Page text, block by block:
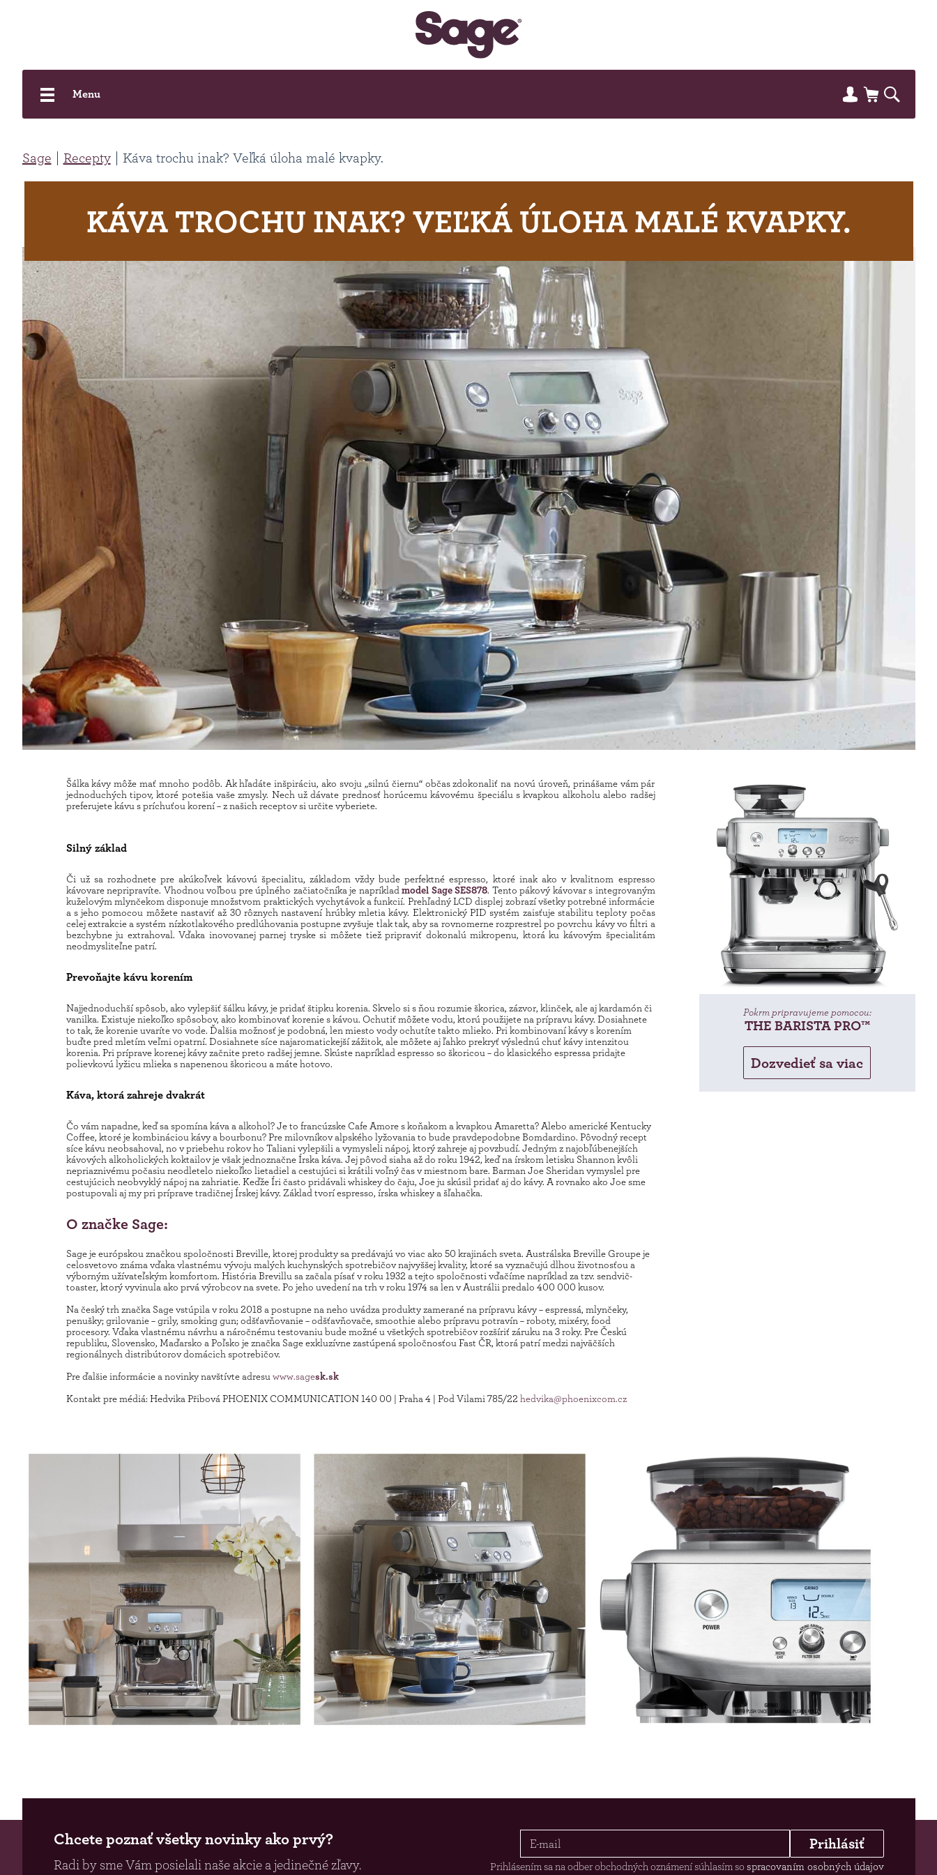
Menu
Sage Recepty Káva trochu inak? Veľká úloha malé kvapky.
KÁVA TROCHU INAK? VEĽKÁ ÚLOHA MALÉ KVAPKY.
Šálka kávy môže mať mnoho podôb. Ak hľadáte inšpiráciu, ako svoju „silnú čiernu“ občas zdokonaliť na novú úroveň, prinášame vám pár
jednoduchých tipov, ktoré potešia vaše zmysly. Nech už dávate prednosť horúcemu kávovému špeciálu s kvapkou alkoholu alebo radšej
preferujete kávu s príchuťou korení – z našich receptov si určite vyberiete.
Silný základ
Či už sa rozhodnete pre akúkoľvek kávovú špecialitu, základom vždy bude perfektné espresso, ktoré inak ako v kvalitnom espresso
kávovare nepripravíte. Vhodnou voľbou pre úplného začiatočníka je napríklad model Sage SES878. Tento pákový kávovar s integrovaným
kuželovým mlynčekom disponuje množstvom praktických vychytávok a funkcií. Prehľadný LCD displej zobrazí všetky potrebné informácie
a s jeho pomocou môžete nastaviť až 30 rôznych nastavení hrúbky mletia kávy. Elektronický PID systém zaisťuje stabilitu teploty počas
celej extrakcie a systém nízkotlakového predlúhovania postupne zvyšuje tlak tak, aby sa rovnomerne rozprestrel po povrchu kávy vo filtri a
bezchybne ju extrahoval. Vďaka inovovanej parnej tryske si môžete tiež pripraviť dokonalú mikropenu, ktorá ku kávovým špecialitám
neodmysliteľne patrí.
Prevoňajte kávu korením
Najjednoduchší spôsob, ako vylepšiť šálku kávy, je pridať štipku korenia. Skvelo si s ňou rozumie škorica, zázvor, klinček, ale aj kardamón či
vanilka. Existuje niekoľko spôsobov, ako kombinovať korenie s kávou. Ochutiť môžete vodu, ktorú použijete na prípravu kávy. Dosiahnete
to tak, že korenie uvaríte vo vode. Ďalšia možnosť je podobná, len miesto vody ochutíte takto mlieko. Pri kombinovaní kávy s korením
buďte pred mletím veľmi opatrní. Dosiahnete síce najaromatickejší zážitok, ale môžete aj ľahko prekryť výslednú chuť kávy intenzitou
korenia. Pri príprave korenej kávy začnite preto radšej jemne. Skúste napríklad espresso so škoricou – do klasického espressa pridajte
polievkovú lyžicu mlieka s napenenou škoricou a máte hotovo.
Káva, ktorá zahreje dvakrát
Čo vám napadne, keď sa spomína káva a alkohol? Je to francúzske Cafe Amore s koňakom a kvapkou Amaretta? Alebo americké Kentucky
Coffee, ktoré je kombináciou kávy a bourbonu? Pre milovníkov alpského lyžovania to bude pravdepodobne Bomdardino. Pôvodný recept
síce kávu neobsahoval, no v priebehu rokov ho Taliani vylepšili a vymysleli nápoj, ktorý zahreje aj povzbudí. Jedným z najobľúbenejších
kávových alkoholických koktailov je však jednoznačne Írska káva. Jej pôvod siaha až do roku 1942, keď na írskom letisku Shannon kvôli
nepriaznivému počasiu neodletelo niekoľko lietadiel a cestujúci si krátili voľný čas v miestnom bare. Barman Joe Sheridan vymyslel pre
cestujúcich neobvyklý nápoj na zahriatie. Keďže Íri často pridávali whiskey do čaju, Joe ju skúsil pridať aj do kávy. A rovnako ako Joe sme
postupovali aj my pri príprave tradičnej Írskej kávy. Základ tvorí espresso, írska whiskey a šľahačka.
O značke Sage:
Sage je európskou značkou spoločnosti Breville, ktorej produkty sa predávajú vo viac ako 50 krajinách sveta. Austrálska Breville Groupe je
celosvetovo známa vďaka vlastnému vývoju malých kuchynských spotrebičov najvyššej kvality, ktoré sa vyznačujú dlhou životnosťou a
výborným užívateľským komfortom. História Brevillu sa začala písať v roku 1932 a tejto spoločnosti vďačíme napríklad za tzv. sendvič-
toaster, ktorý vyvinula ako prvá výrobcov na svete. Po jeho uvedení na trh v roku 1974 sa len v Austrálii predalo 400 000 kusov.
Na český trh značka Sage vstúpila v roku 2018 a postupne na neho uvádza produkty zamerané na prípravu kávy – espressá, mlynčeky,
penušky; grilovanie – grily, smoking gun; odšťavňovanie – odšťavňovače, smoothie alebo prípravu potravín – roboty, mixéry, food
procesory. Vďaka vlastnému návrhu a náročnému testovaniu bude možné u všetkých spotrebičov rozšíriť záruku na 3 roky. Pre Českú
republiku, Slovensko, Maďarsko a Poľsko je značka Sage exkluzívne zastúpená spoločnosťou Fast ČR, ktorá patrí medzi najväčších
regionálnych distribútorov domácich spotrebičov.
Pre ďalšie informácie a novinky navštívte adresu www.sagesk.sk
Kontakt pre médiá: Hedvika Přibová PHOENIX COMMUNICATION 140 00 | Praha 4 | Pod Vilami 785/22 hedvika@phoenixcom.cz
Pokrm pripravujeme pomocou:
THE BARISTA PRO™
Dozvedieť sa viac
Chcete poznať všetky novinky ako prvý?
Radi by sme Vám posielali naše akcie a jedinečné zľavy.
Prihlásiť
Prihlásením sa na odber obchodných oznámení súhlasím so spracovaním osobných údajov